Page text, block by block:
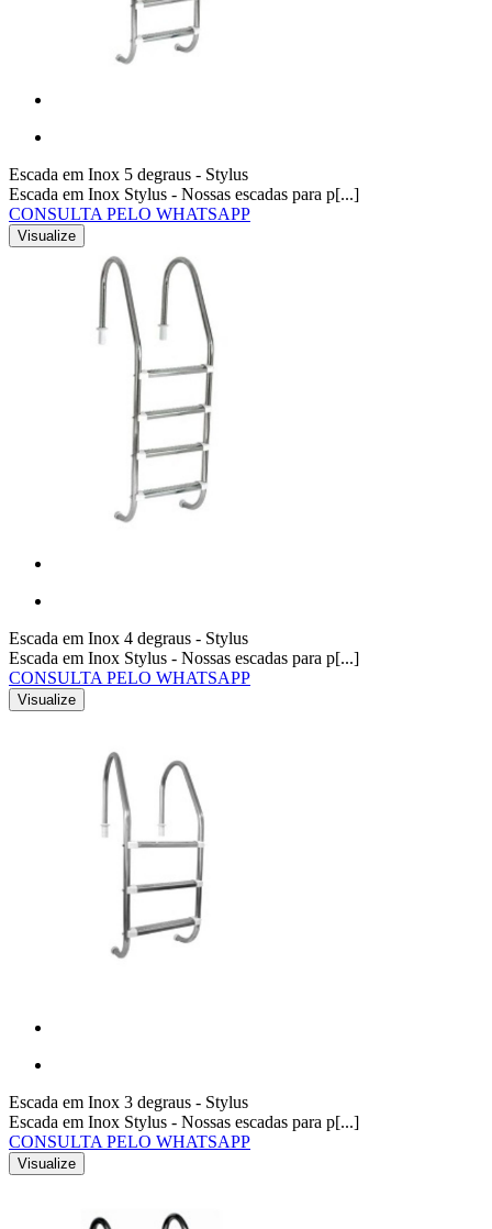
Escada em Inox 5 degraus - Stylus
Escada em Inox Stylus - Nossas escadas para p[...]
CONSULTA PELO WHATSAPP
Visualize
Escada em Inox 4 degraus - Stylus
Escada em Inox Stylus - Nossas escadas para p[...]
CONSULTA PELO WHATSAPP
Visualize
Escada em Inox 3 degraus - Stylus
Escada em Inox Stylus - Nossas escadas para p[...]
CONSULTA PELO WHATSAPP
Visualize